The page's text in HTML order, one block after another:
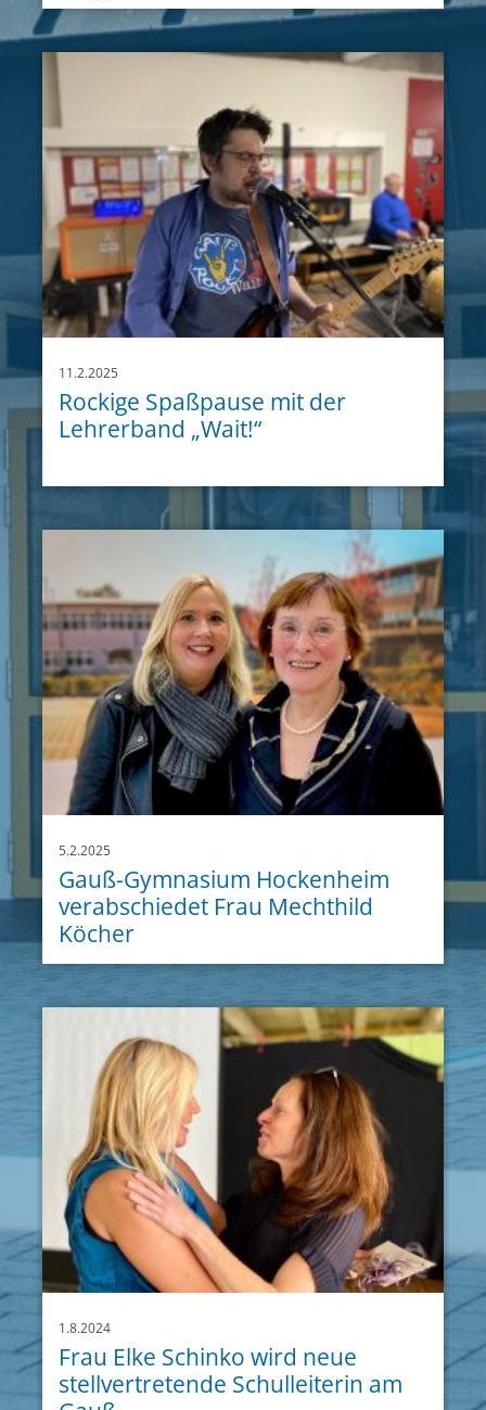
11.2.2025
Rockige Spaßpause mit der
Lehrerband „Wait!“
5.2.2025
Gauß-Gymnasium Hockenheim
verabschiedet Frau Mechthild
Köcher
1.8.2024
Frau Elke Schinko wird neue
stellvertretende Schulleiterin am